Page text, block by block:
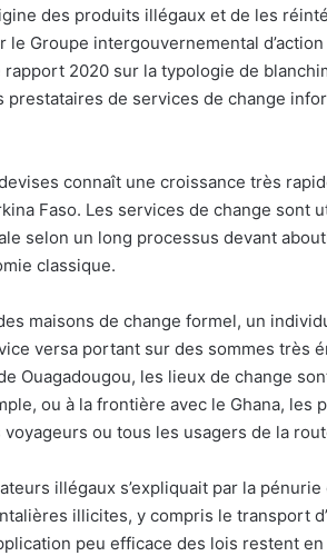
des produits illégaux et de les
le Groupe intergouvernemental
rapport 2020 sur la typologie de
de services de change
connaît une croissance très
Faso. Les services de change sont
selon un long processus devant
classique.
maisons de change formel, un
versa portant sur des sommes très
Ouagadougou, les lieux de change
ou à la frontière avec le Ghana, les
ou tous les usagers de la
illégaux s’expliquait par la
illicites, y compris le transport
peu efficace des lois restent